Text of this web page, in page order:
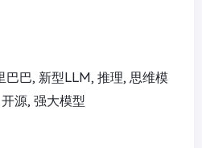
巴巴, 新型LLM, 推理, 思维模
源, 强大模型